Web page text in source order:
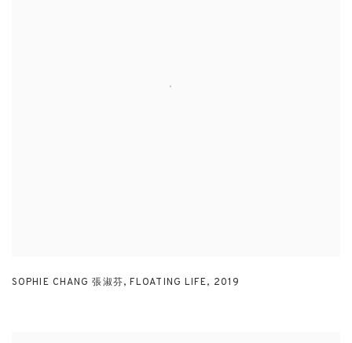
SOPHIE CHANG 張淑芬,FLOATING LIFE, 2019